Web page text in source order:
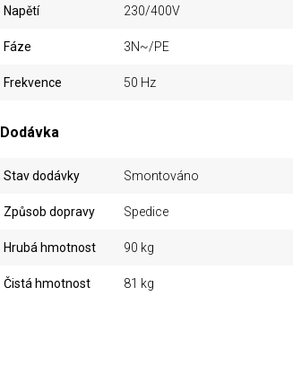
Napětí 230/400V
Fáze 3N~/PE
Frekvence 50 Hz
Dodávka
Stav dodávky Smontováno
Způsob dopravy Spedice
Hrubá hmotnost 90 kg
Čistá hmotnost 81 kg